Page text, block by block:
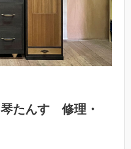
たんす 修理・